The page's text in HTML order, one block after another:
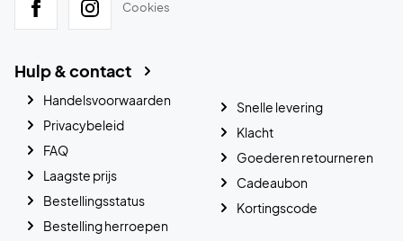
Cookies
Hulp & contact
Handelsvoorwaarden
Privacybeleid
FAQ
Laagste prijs
Bestellingsstatus
Bestelling herroepen
Snelle levering
Klacht
Goederen retourneren
Cadeaubon
Kortingscode